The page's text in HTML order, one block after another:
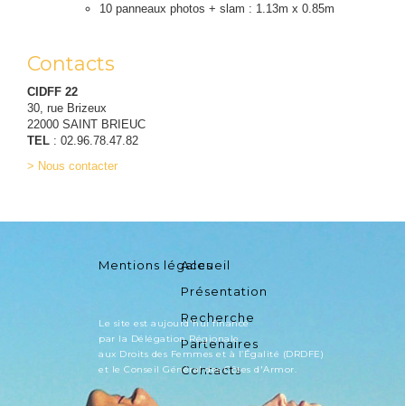
10 panneaux photos + slam : 1.13m x 0.85m
Contacts
CIDFF 22
30, rue Brizeux
22000 SAINT BRIEUC
TEL : 02.96.78.47.82
> Nous contacter
Accueil
Présentation
Recherche
Partenaires
Contacts
Mentions légales
Le site est aujourd'hui financé
par la Délégation Régionale
aux Droits des Femmes et à l’Égalité (DRDFE)
et le Conseil Général des Côtes d'Armor.